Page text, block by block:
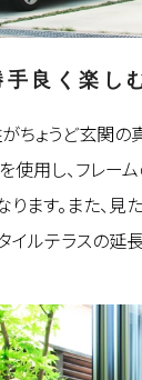
良く楽し
ちょうど玄関の
使用し、フレー
ます。また、見
イルテラスの延